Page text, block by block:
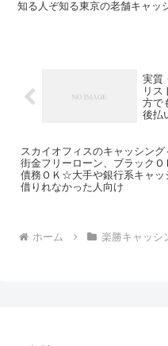
知る人ぞ知る東京の老舗キャッ
実質
リス
方で
後払
スカイオフィスのキャッシング
街金フリーローン、ブラックＯ
債務ＯＫ☆大手や銀行系キャッ
借りれなかった人向け
ホーム 楽勝キャッシ